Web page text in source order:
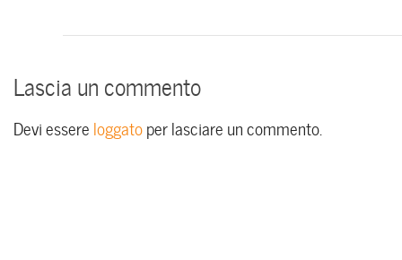
Lascia un commento
Devi essere loggatoper lasciare un commento.